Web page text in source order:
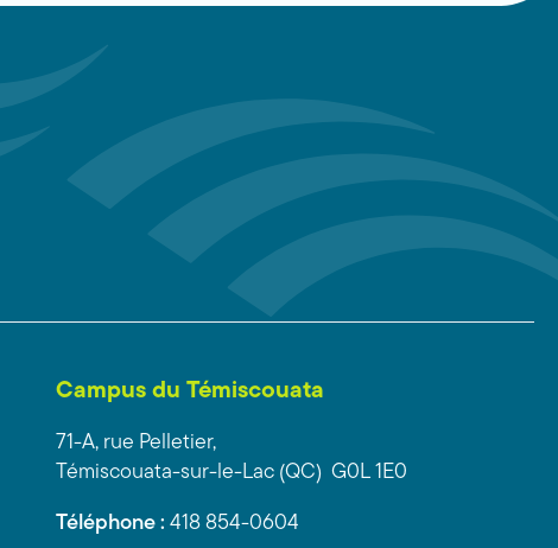
Campus du Témiscouata
71-A, rue Pelletier,
Témiscouata-sur-le-Lac (QC) G0L 1E0
Téléphone : 418 854-0604